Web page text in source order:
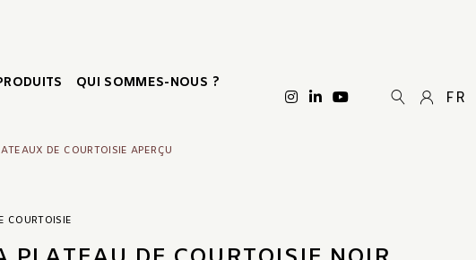
QUI SOMMES-NOUS ?
FR
DE COURTOISIE APERÇU
COURTOISIE